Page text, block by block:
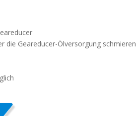
die Geareducer-Ölversorgung schmieren